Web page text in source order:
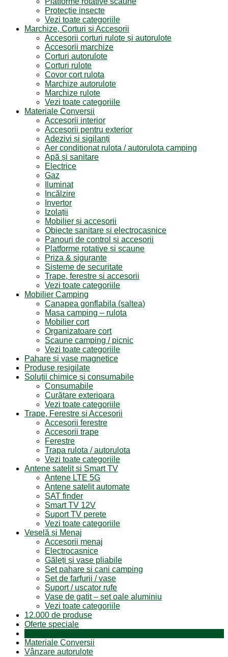
Protecție insecte
Vezi toate categoriile
Marchize, Corturi si Accesorii
Accesorii corturi rulote și autorulote
Accesorii marchize
Corturi autorulote
Corturi rulote
Covor cort rulota
Marchize autorulote
Marchize rulote
Vezi toate categoriile
Materiale Conversii
Accesorii interior
Accesorii pentru exterior
Adezivi și sigilanți
Aer conditionat rulota / autorulota camping
Apă și sanitare
Electrice
Gaz
Iluminat
Incălzire
Invertor
Izolații
Mobilier și accesorii
Obiecte sanitare și electrocasnice
Panouri de control și accesorii
Platforme rotative și scaune
Priza & sigurante
Sisteme de securitate
Trape, ferestre și accesorii
Vezi toate categoriile
Mobilier Camping
Canapea gonflabila (saltea)
Masa camping – rulota
Mobilier cort
Organizatoare cort
Scaune camping / picnic
Vezi toate categoriile
Pahare și vase magnetice
Produse resigilate
Soluții chimice și consumabile
Consumabile
Curățare exterioara
Vezi toate categoriile
Trape, Ferestre si Accesorii
Accesorii ferestre
Accesorii trape
Ferestre
Trapa rulota / autorulota
Vezi toate categoriile
Antene satelit si Smart TV
Antene LTE 5G
Antene satelit automate
SAT finder
Smart TV 12V
Suport TV perete
Vezi toate categoriile
Veselă și Menaj
Accesorii menaj
Electrocasnice
Găleți și vase pliabile
Set pahare si cani camping
Set de farfurii / vase
Suport / uscator rufe
Vase de gatit – set oale aluminiu
Vezi toate categoriile
12.000 de produse
Oferte speciale
Materiale Conversii
Vânzare autorulote